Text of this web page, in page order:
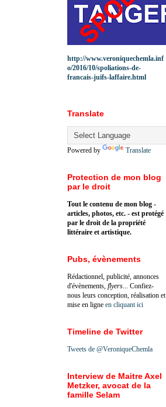
http://www.veroniquechemla.inf
o/2016/10/spoliations-de-
francais-juifs-laffaire.html
Translate
Powered by Translate
Protection de mon blog
par le droit
Tout le contenu de mon blog -
articles, photos, etc. - est protégé
par le droit de la propriété
littéraire et artistique.
Pubs, évènements
Rédactionnel, publicité, annonces
d'évènements, flyers ... Confiez-
nous leurs conception, réalisation et
mise en ligne en cliquant ici
Timeline de Twitter
Tweets de @VeroniqueChemla
Interview de Maitre Axel
Metzker, avocat de la
famille Selam